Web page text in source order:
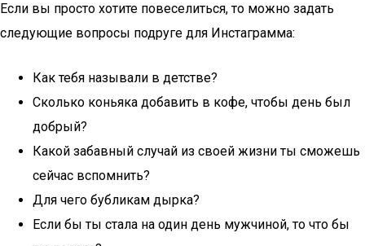
Если вы просто хотите повеселиться, то можно задать
следующие вопросы подруге для Инстаграмма:
Как тебя называли в детстве?
Сколько коньяка добавить в кофе, чтобы день был
добрый?
Какой забавный случай из своей жизни ты сможешь
сейчас вспомнить?
Для чего бубликам дырка?
Если бы ты стала на один день мужчиной, то что бы